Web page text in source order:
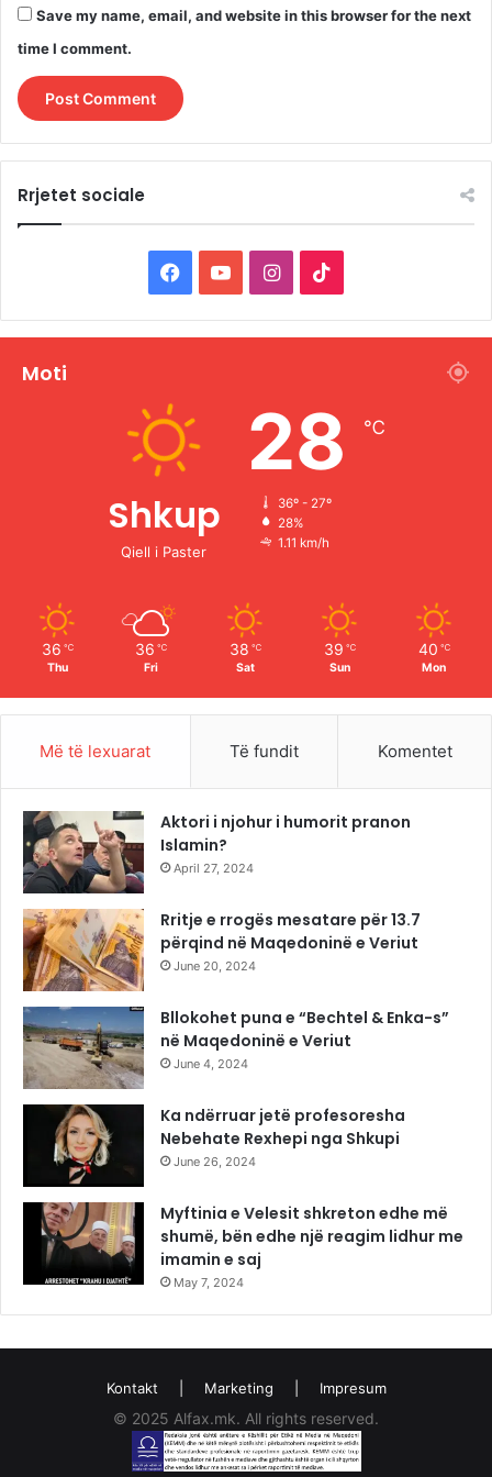
Save my name, email, and website in this browser for the next
time I comment.
Rrjetet sociale
a
b
o
I
n
a
g
r
i
o
Moti
Shkup
Qiell i Paster
28 ℃
36º - 27º
28%
1.11 km/h
36 ℃
Thu
36 ℃
Fri
38 ℃
Sat
39 ℃
Sun
40 ℃
Mon
Më të lexuarat Të fundit Komentet
Aktori i njohur i humorit pranon
Islamin?
April 27, 2024
Rritje e rrogës mesatare për 13.7
përqind në Maqedoninë e Veriut
June 20, 2024
Bllokohet puna e “Bechtel & Enka-s”
në Maqedoninë e Veriut
June 4, 2024
Ka ndërruar jetë profesoresha
Nebehate Rexhepi nga Shkupi
June 26, 2024
Myftinia e Velesit shkreton edhe më
shumë, bën edhe një reagim lidhur me
imamin e saj
May 7, 2024
Kontakt Marketing Impresum
© 2025 Alfax.mk. All rights reserved.